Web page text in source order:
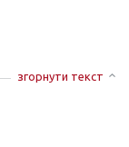
згорнути текст